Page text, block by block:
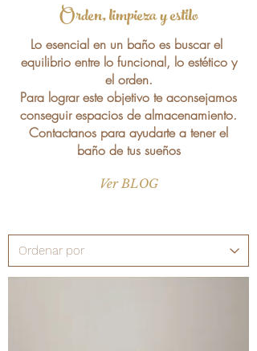
Orden, limpieza y estilo
Lo esencial en un baño es buscar el
equilibrio entre lo funcional, lo estético y
el orden.
Para lograr este objetivo te aconsejamos
conseguir espacios de almacenamiento.
Contactanos para ayudarte a tener el
baño de tus sueños
Ver BLOG